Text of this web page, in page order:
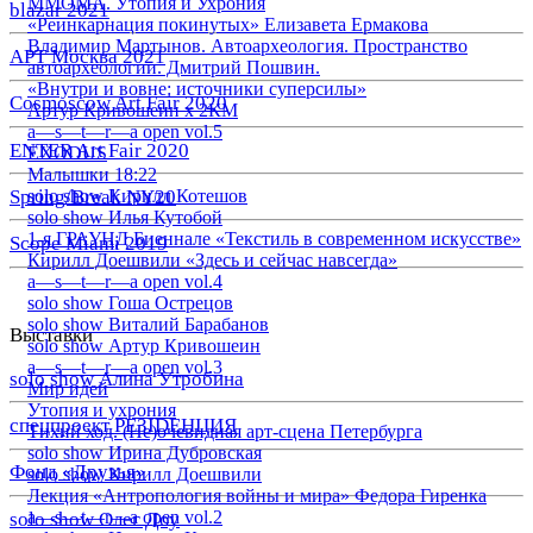
blazar 2021
АРТ Москва 2021
Cosmoscow Art Fair 2020
ENTER Art Fair 2020
Spring/Break NY20
Scope Miami 2019
Выставки
solo show Алина Утробина
спецпроект РЕЗIDЕНЦИЯ
Фонд «Друзья»
solo show Олег Доу
«Реинкарнация покинутых» Елизавета Ермакова
Владимир Мартынов. Автоархеология. Пространство
автоархеологии. Дмитрий Пошвин.
«Внутри и вовне: источники суперсилы»
Артур Кривошеин х 2КМ
a—s—t—r—a open vol.5
EXODUS
Малышки 18:22
solo show Кирилл Котешов
solo show Илья Кутобой
1-я ГРАУНД Биеннале «Текстиль в современном искусстве»
Кирилл Доешвили «Здесь и сейчас навсегда»
a—s—t—r—a open vol.4
solo show Гоша Острецов
solo show Виталий Барабанов
solo show Артур Кривошеин
a—s—t—r—a open vol.3
Мир идей
Утопия и ухрония
Тихий ход. (Не)очевидная арт-сцена Петербурга
solo show Ирина Дубровская
solo show Кирилл Доешвили
Лекция «Антропология войны и мира» Федора Гиренка
a—s—t—r—a open vol.2